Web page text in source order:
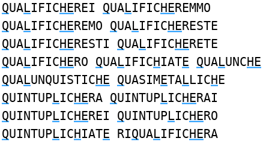
QUALIFICHEREI QUALIFICHEREMMO
QUALIFICHEREMO QUALIFICHERESTE
QUALIFICHERESTI QUALIFICHERETE
QUALIFICHERO QUALIFICHIATE QUALUNCHE
QUALUNQUISTICHE QUASIMETALLICHE
QUINTUPLICHERA QUINTUPLICHERAI
QUINTUPLICHEREI QUINTUPLICHERO
QUINTUPLICHIATE RIQUALIFICHERA